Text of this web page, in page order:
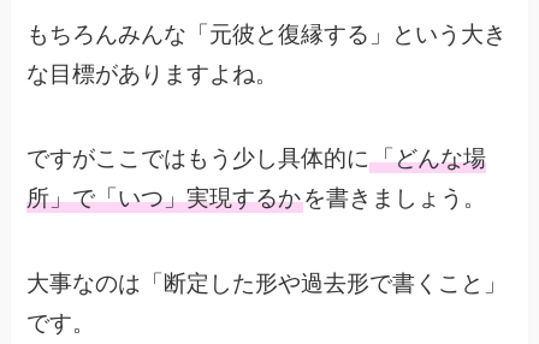
もちろんみんな「元彼と復縁する」という大き
な目標がありますよね。
ですがここではもう少し具体的に「どんな場
所」で「いつ」実現するかを書きましょう。
大事なのは「断定した形や過去形で書くこと」
です。